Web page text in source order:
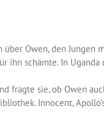
Owen, den
ihn schämte. In
fragte sie, ob Owen
Innocent,